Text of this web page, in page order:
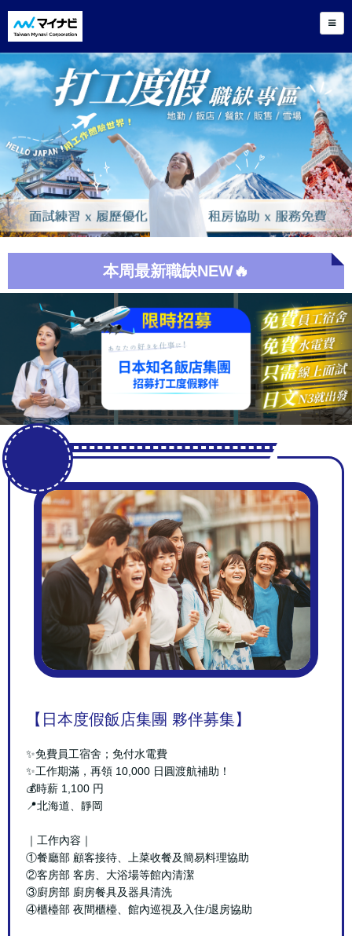
本周最新職缺NEW🔥
【日本度假飯店集團 夥伴募集】
✨免費員工宿舍；免付水電費
✨工作期滿，再領 10,000 日圓渡航補助！
💰時薪 1,100 円
📍北海道、靜岡
｜工作內容｜
①餐廳部 顧客接待、上菜收餐及簡易料理協助
②客房部 客房、大浴場等館內清潔
③廚房部 廚房餐具及器具清洗
④櫃檯部 夜間櫃檯、館內巡視及入住/退房協助